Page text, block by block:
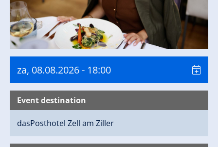
za, 08.08.2026- 18:00
Event destination
dasPosthotel Zell am Ziller